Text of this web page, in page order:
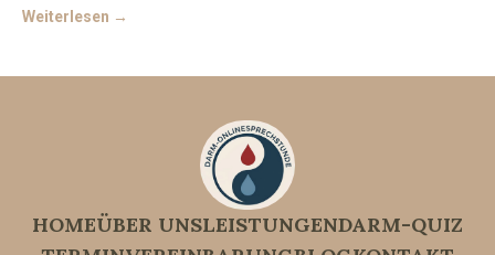
Weiterlesen →
HOMEÜBER UNSLEISTUNGENDARM-QUIZ